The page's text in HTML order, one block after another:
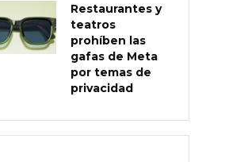
Restaurantes y
teatros
prohíben las
gafas de Meta
por temas de
privacidad